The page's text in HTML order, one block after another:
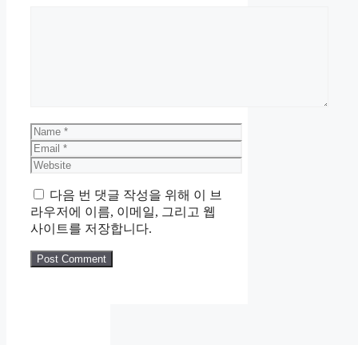
Name
Email
Website
다음 번 댓글 작성을 위해 이 브
라우저에 이름, 이메일, 그리고 웹
사이트를 저장합니다.